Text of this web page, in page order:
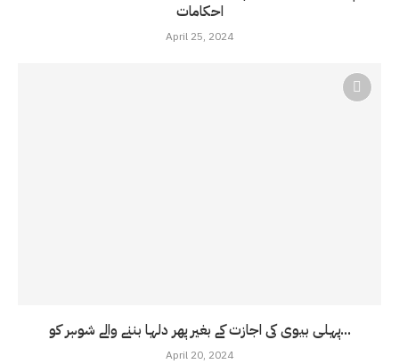
احکامات
April 25, 2024
پہلی بیوی کی اجازت کے بغیر پھر دلہا بننے والے شوہر کو...
April 20, 2024